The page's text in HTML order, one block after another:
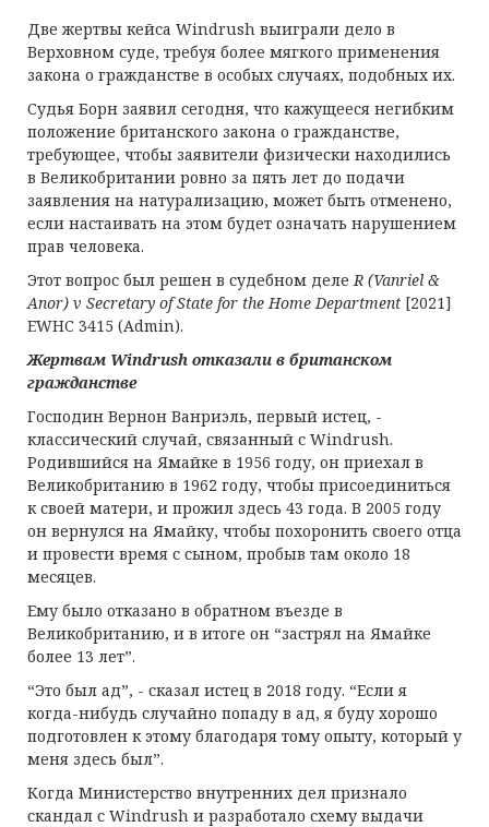
Две жертвы кейса Windrush выиграли дело в
Верховном суде, требуя более мягкого применения
закона о гражданстве в особых случаях, подобных их.
Судья Борн заявил сегодня, что кажущееся негибким
положение британского закона о гражданстве,
требующее, чтобы заявители физически находились
в Великобритании ровно за пять лет до подачи
заявления на натурализацию, может быть отменено,
если настаивать на этом будет означать нарушением
прав человека.
Этот вопрос был решен в судебном делеR (Vanriel &
Anor) v Secretary of State for the Home Department [2021]
EWHC 3415 (Admin).
Жертвам Windrush отказали в британском
гражданстве
Господин Вернон Ванриэль, первый истец, -
классический случай, связанный с Windrush.
Родившийся на Ямайке в 1956 году, он приехал в
Великобританию в 1962 году, чтобы присоединиться
к своей матери, и прожил здесь 43 года. В 2005 году
он вернулся на Ямайку, чтобы похоронить своего отца
и провести время с сыном, пробыв там около 18
месяцев.
Ему было отказано в обратном въезде в
Великобританию, и в итоге он “застрял на Ямайке
более 13 лет”.
“Это был ад”, - сказал истец в 2018 году. “Если я
когда-нибудь случайно попаду в ад, я буду хорошо
подготовлен к этому благодаря тому опыту, который у
меня здесь был”.
Когда Министерство внутренних дел признало
скандал с Windrush и разработало схему выдачи